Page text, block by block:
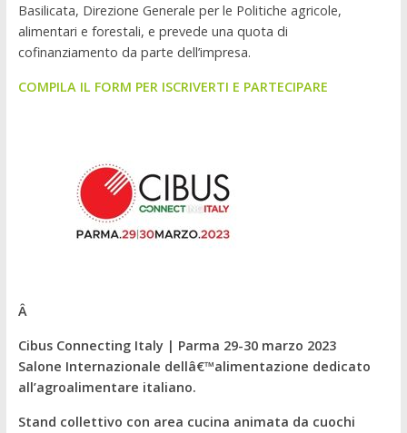
Basilicata, Direzione Generale per le Politiche agricole,
alimentari e forestali, e prevede una quota di
cofinanziamento da parte dell’impresa.
COMPILA IL FORM PER ISCRIVERTI E PARTECIPARE
Â
Cibus Connecting Italy | Parma 29-30 marzo 2023
Salone Internazionale dellâ€™alimentazione dedicato
all’agroalimentare italiano.
Stand collettivo con area cucina animata da cuochi